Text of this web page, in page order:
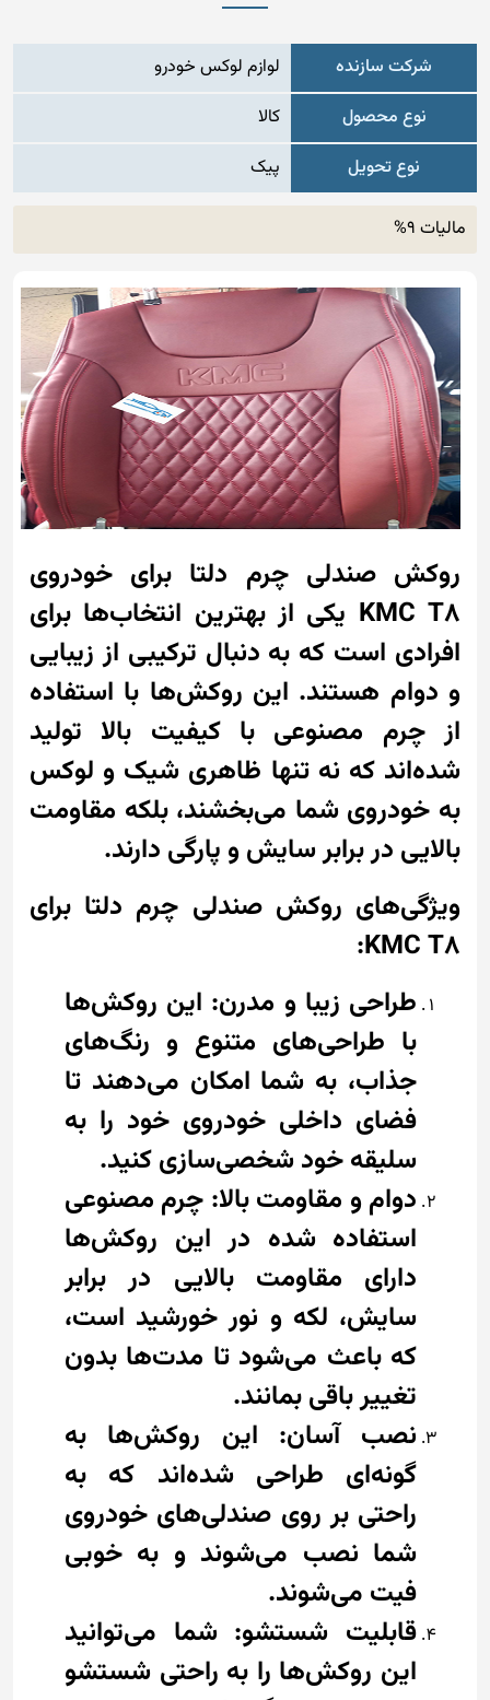
شرکت سازنده
لوازم لوکس خودرو
نوع محصول
کالا
نوع تحویل
پیک
مالیات 9%
روکش صندلی چرم دلتا برای خودروی
KMC T8 یکی از بهترین انتخاب‌ها برای
افرادی است که به دنبال ترکیبی از زیبایی
و دوام هستند. این روکش‌ها با استفاده
از چرم مصنوعی با کیفیت بالا تولید
شده‌اند که نه تنها ظاهری شیک و لوکس
به خودروی شما می‌بخشند، بلکه مقاومت
بالایی در برابر سایش و پارگی دارند.
ویژگی‌های روکش صندلی چرم دلتا برای
KMC T8:
طراحی زیبا و مدرن: این روکش‌ها
با طراحی‌های متنوع و رنگ‌های
جذاب، به شما امکان می‌دهند تا
فضای داخلی خودروی خود را به
سلیقه خود شخصی‌سازی کنید.
دوام و مقاومت بالا: چرم مصنوعی
استفاده شده در این روکش‌ها
دارای مقاومت بالایی در برابر
سایش، لکه و نور خورشید است،
که باعث می‌شود تا مدت‌ها بدون
تغییر باقی بمانند.
نصب آسان: این روکش‌ها به
گونه‌ای طراحی شده‌اند که به
راحتی بر روی صندلی‌های خودروی
شما نصب می‌شوند و به خوبی
فیت می‌شوند.
قابلیت شستشو: شما می‌توانید
این روکش‌ها را به راحتی شستشو